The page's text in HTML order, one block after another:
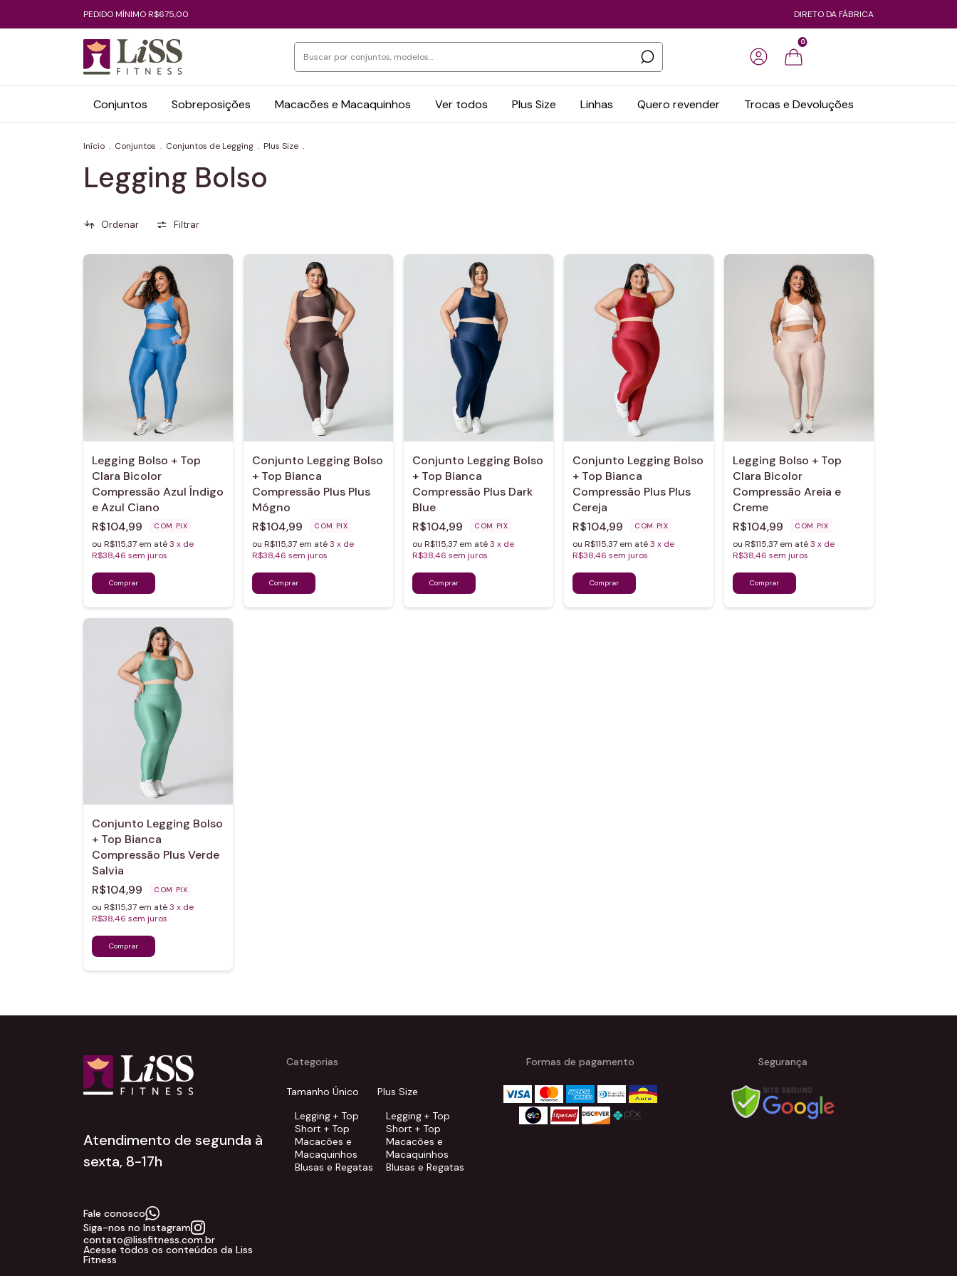
PEDIDO MÍNIMO R$675,00 DIRETO DA FÁBRICA
0
Conjuntos Sobreposições Macacões e Macaquinhos Ver todos Plus Size Linhas Quero revender Trocas e Devoluções
Início . Conjuntos . Conjuntos de Legging . Plus Size .
Legging Bolso
Ordenar Filtrar
Legging Bolso + Top
Clara Bicolor
Compressão Azul Índigo
e Azul Ciano
R$104,99
COM PIX
ou R$115,37 em até3 x de
R$38,46 sem juros
Conjunto Legging Bolso
+ Top Bianca
Compressão Plus Plus
Mógno
R$104,99
COM PIX
ou R$115,37 em até3 x de
R$38,46 sem juros
Conjunto Legging Bolso
+ Top Bianca
Compressão Plus Dark
Blue
R$104,99
COM PIX
ou R$115,37 em até3 x de
R$38,46 sem juros
Conjunto Legging Bolso
+ Top Bianca
Compressão Plus Plus
Cereja
R$104,99
COM PIX
ou R$115,37 em até3 x de
R$38,46 sem juros
Legging Bolso + Top
Clara Bicolor
Compressão Areia e
Creme
R$104,99
COM PIX
ou R$115,37 em até3 x de
R$38,46 sem juros
Conjunto Legging Bolso
+ Top Bianca
Compressão Plus Verde
Salvia
R$104,99
COM PIX
ou R$115,37 em até3 x de
R$38,46 sem juros
Atendimento de segunda à
sexta, 8-17h
Fale conosco
Siga-nos no Instagram
contato@lissfitness.com.br
Acesse todos os conteúdos da Liss
Fitness
Categorias
Tamanho Único
Legging + Top
Short + Top
Macacões e
Macaquinhos
Blusas e Regatas
Plus Size
Legging + Top
Short + Top
Macacões e
Macaquinhos
Blusas e Regatas
Formas de pagamento Segurança